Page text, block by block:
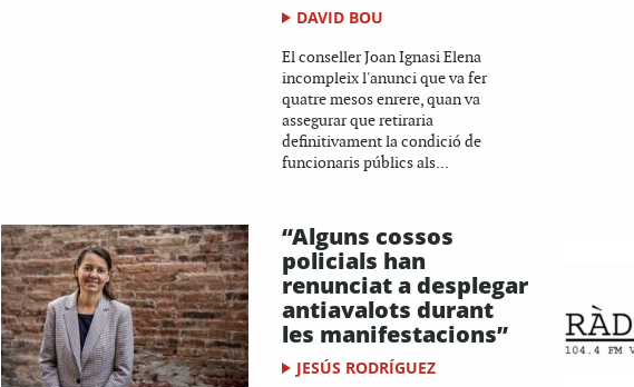
DAVID BOU
El conseller Joan Ignasi Elena
incompleix l'anunci que va fer
quatre mesos enrere, quan va
assegurar que retiraria
definitivament la condició de
funcionaris públics als...
“Alguns cossos
policials han
renunciat a desplegar
antiavalots durant
les manifestacions”
JESÚS RODRÍGUEZ